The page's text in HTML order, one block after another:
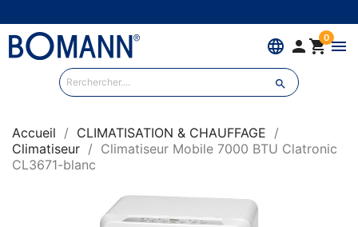
language  0menu

Accueil
CLIMATISATION & CHAUFFAGE
Climatiseur
Climatiseur Mobile 7000 BTU Clatronic
CL3671-blanc